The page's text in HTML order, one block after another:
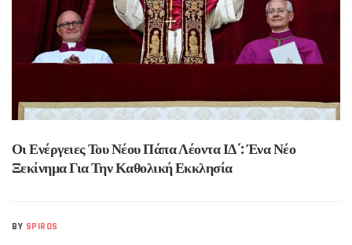
Οι Ενέργειες Του Νέου Πάπα Λέοντα ΙΔ΄: Ένα Νέο
Ξεκίνημα Για Την Καθολική Εκκλησία
BY SPIROS